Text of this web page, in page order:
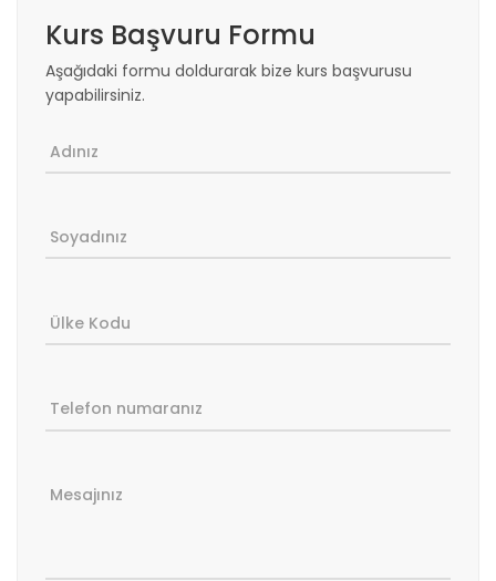
Kurs Başvuru Formu
Aşağıdaki formu doldurarak bize kurs başvurusu
yapabilirsiniz.
Adınız
Soyadınız
Ülke Kodu
Telefon numaranız
Mesajınız